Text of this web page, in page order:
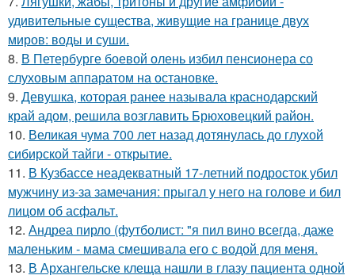
удивительные существа, живущие на границе двух
миров: воды и суши.
8. В Петербурге боевой олень избил пенсионера со
слуховым аппаратом на остановке.
9. Девушка, которая ранее называла краснодарский
край адом, решила возглавить Брюховецкий район.
10. Великая чума 700 лет назад дотянулась до глухой
сибирской тайги - открытие.
11. В Кузбассе неадекватный 17-летний подросток убил
мужчину из-за замечания: прыгал у него на голове и бил
лицом об асфальт.
12. Андреа пирло (футболист: "я пил вино всегда, даже
маленьким - мама смешивала его с водой для меня.
13. В Архангельске клеща нашли в глазу пациента одной